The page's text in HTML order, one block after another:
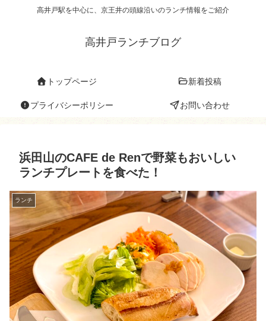
高井戸駅を中心に、京王井の頭線沿いのランチ情報をご紹介
高井戸ランチブログ
トップページ 新着投稿
プライバシーポリシー お問い合わせ
浜田山のCAFE de Renで野菜もおいしい
ランチプレートを食べた！
ランチ